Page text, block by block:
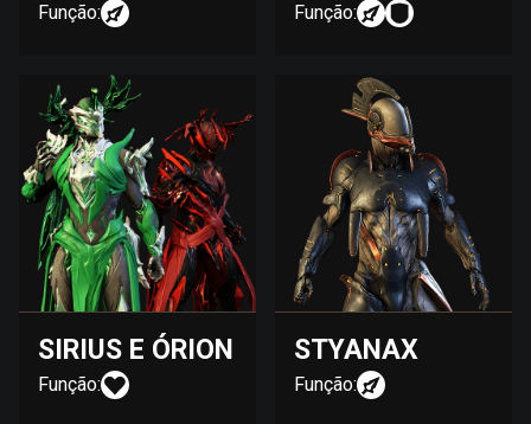
Função: Função:
SIRIUS E ÓRION
Função:
STYANAX
Função: